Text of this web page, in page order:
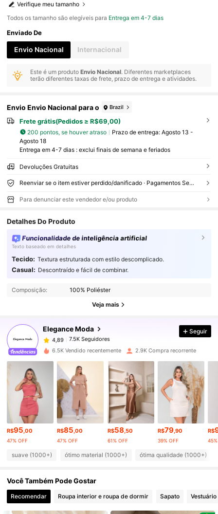
Verifique meu tamanho
Todos os tamanho são elegíveis para Entrega em 4-7 dias
Enviado De
Envio Nacional Internacional
Este é um produtoEnvio Nacional. Diferentes marketplaces
terão diferentes taxas de frete, prazo de entrega e atividades.
Envio Envio Nacional para o Brazil
Frete grátis(Pedidos ≥ R$69,00)
200 pontos, se houver atraso Prazo de entrega: Agosto 13 -
Agosto 18
Entrega em 4-7 dias : exclui finais de semana e feriados
Devoluções Gratuitas
Reenviar se o item estiver perdido/danificado · Pagamentos Seguros · Proteção de privacidade
Para denunciar este vendedor e/ou produto
Detalhes Do Produto
Funcionalidade de inteligência artificial
Texto baseado em detalhes
Tecido: Textura estruturada com estilo descomplicado.
Casual: Descontraído e fácil de combinar.
Composição: 100% Poliéster
Veja mais
Elegance Moda
7.5K Seguidores
4,89 7.5K Seguidores
4,89 7.5K Seguidores
4,89 7.5K Seguidores
4,89 7.5K Seguidores
Seguir
6.5K Vendido recentemente 2.9K Compra recorrente
R$95,00
47% OFF
R$85,00
47% OFF
R$58,50
61% OFF
R$79,90
39% OFF
R$
suave (1000+) ótimo material (1000+) ótima qualidade (1000+)
Você Também Pode Gostar
Recomendar Roupa interior e roupa de dormir Sapato